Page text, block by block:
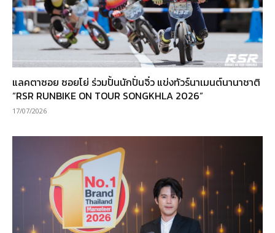
แลคตาซอย ซอยโย่ ร่วมปั้นนักปั่นจิ๋ว แข่งทัวร์นาเมนต์นานาชาติ
“RSR RUNBIKE ON TOUR SONGKHLA 2026”
17/07/2026